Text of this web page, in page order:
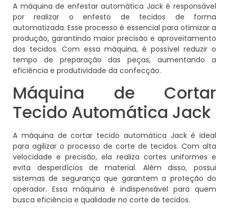
A máquina de enfestar automática Jack é responsável
por realizar o enfesto de tecidos de forma
automatizada. Esse processo é essencial para otimizar a
produção, garantindo maior precisão e aproveitamento
dos tecidos. Com essa máquina, é possível reduzir o
tempo de preparação das peças, aumentando a
eficiência e produtividade da confecção.
Máquina de Cortar
Tecido Automática Jack
A máquina de cortar tecido automática Jack é ideal
para agilizar o processo de corte de tecidos. Com alta
velocidade e precisão, ela realiza cortes uniformes e
evita desperdícios de material. Além disso, possui
sistemas de segurança que garantem a proteção do
operador. Essa máquina é indispensável para quem
busca eficiência e qualidade no corte de tecidos.